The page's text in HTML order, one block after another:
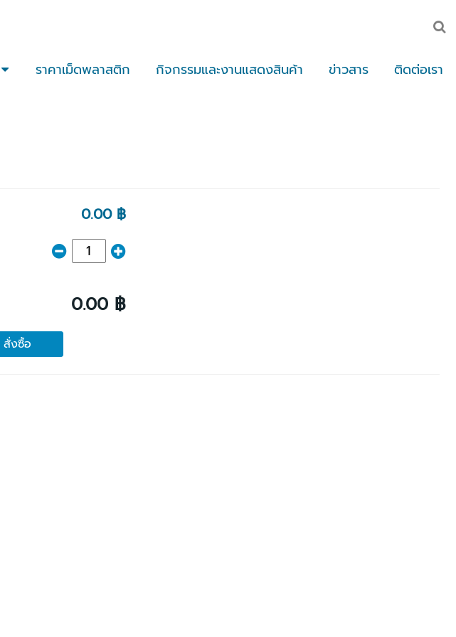
ราคาเม็ดพลาสติก กิจกรรมและงานแสดงสินค้า ข่าวสาร ติดต่อเรา
0.00 ฿
0.00 ฿
สั่งซื้อ